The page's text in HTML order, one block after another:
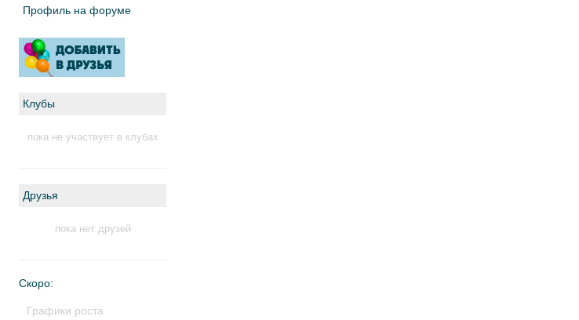
Профиль на форуме
Клубы
пока не участвует в клубах
Друзья
пока нет друзей
Скоро:
Графики роста